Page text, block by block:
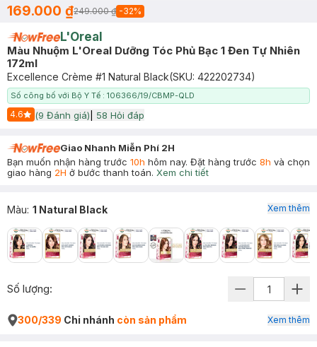
169.000 ₫249.000 ₫ -32%
L'Oreal
Màu Nhuộm L'Oreal Dưỡng Tóc Phủ Bạc 1 Đen Tự Nhiên
172ml
Excellence Crème #1 Natural Black(SKU: 422202734)
Số công bố với Bộ Y Tế : 106366/19/CBMP-QLD
4.6
Start Icon
(9 Đánh giá) 58 Hỏi đáp
Giao Nhanh Miễn Phí 2H
Bạn muốn nhận hàng trước 10h hôm nay. Đặt hàng trước 8h và chọn
giao hàng 2H ở bước thanh toán. Xem chi tiết
Màu: 1 Natural Black Xem thêm
Số lượng:
300/339 Chi nhánh còn sản phẩm Xem thêm